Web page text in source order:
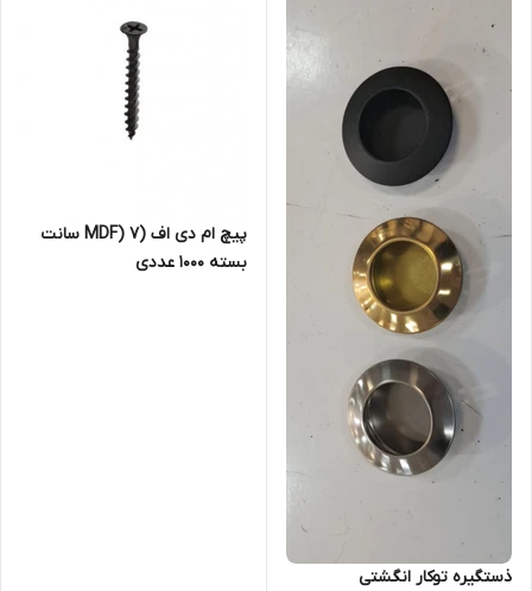
ذستگیره توکار انگشتی
پیچ ام دی اف (MDF) 7 سانت
بسته 1000 عددی